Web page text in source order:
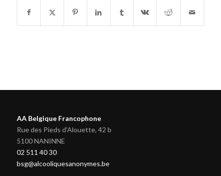
AA Belgique Francophone
Rue des Pieds d'Alouette, 42 b
5100 NANINNE
02 511 40 30
bsg@alcooliquesanonymes.be